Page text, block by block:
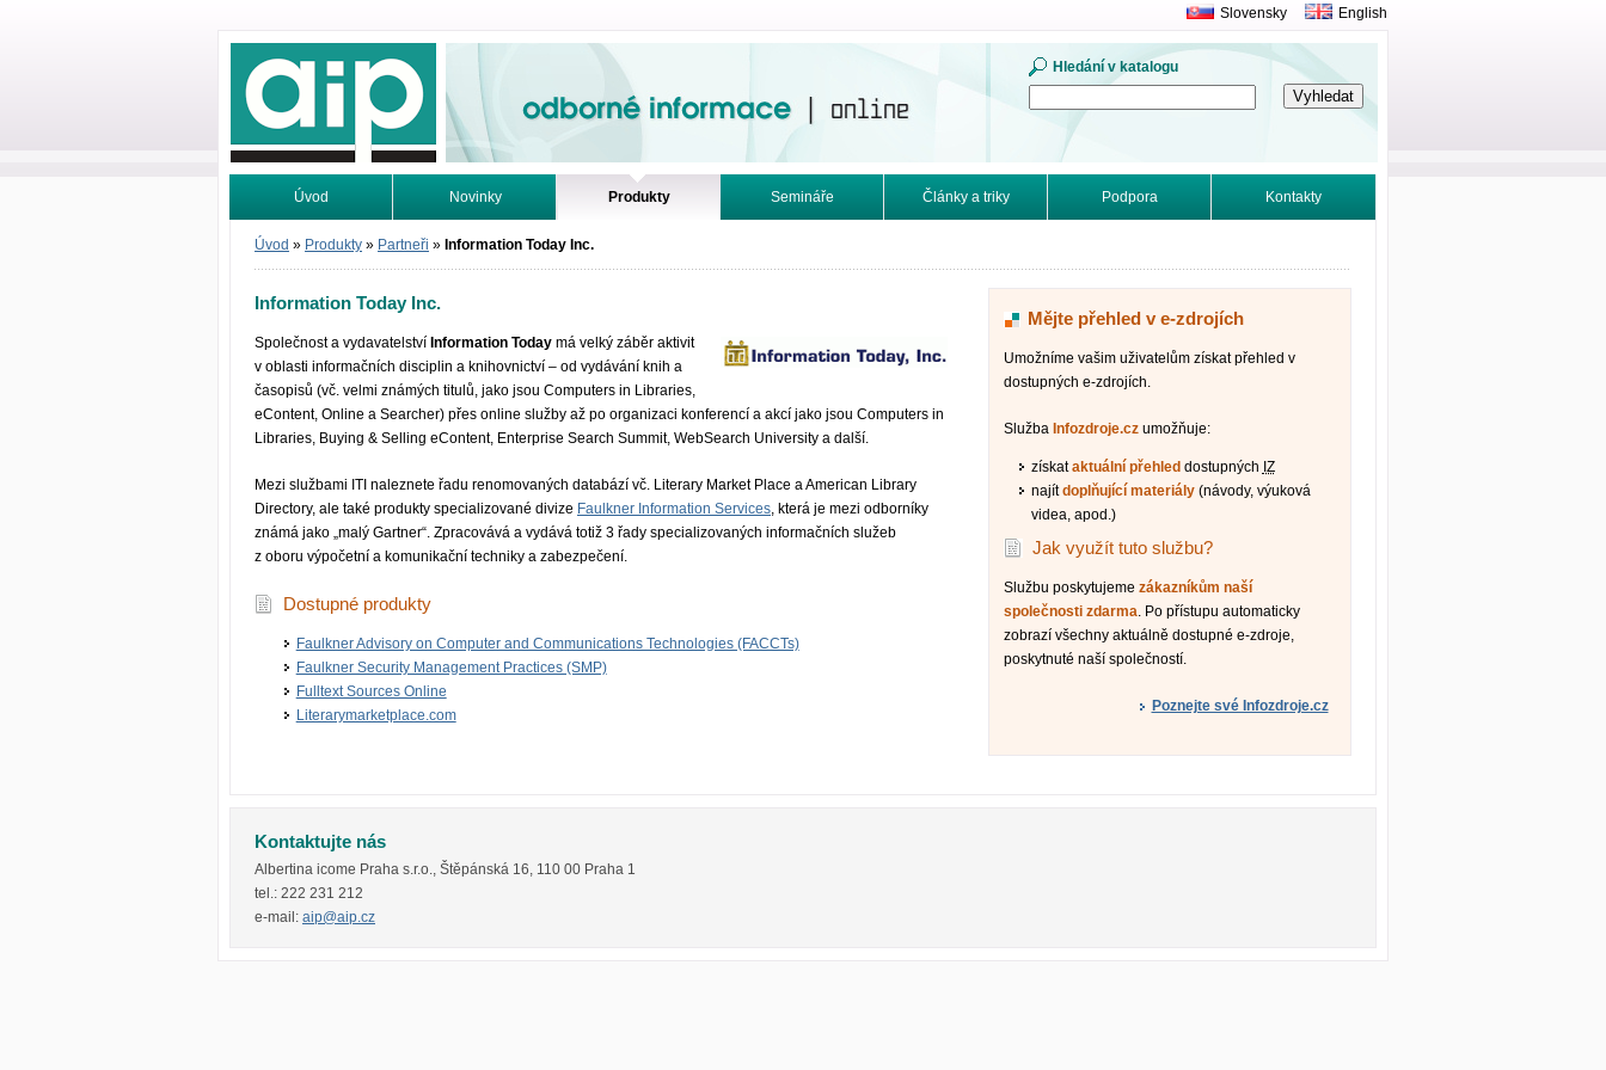
Odborné informace. Online.
Hledání v katalogu
Slovensky English
Úvod Novinky Produkty Semináře Články a triky Podpora Kontakty
Vyhledávání Tutoriály
Úvod » Produkty » Partneři » Information Today Inc.
Information Today Inc.
Společnost a vydavatelství Information Today má velký záběr aktivit
v oblasti informačních disciplin a knihovnictví – od vydávání knih a
časopisů (vč. velmi známých titulů, jako jsou Computers in Libraries,
eContent, Online a Searcher) přes online služby až po organizaci konferencí a akcí jako jsou Computers in
Libraries, Buying & Selling eContent, Enterprise Search Summit, WebSearch University a další.
Mezi službami ITI naleznete řadu renomovaných databází vč. Literary Market Place a American Library
Directory, ale také produkty specializované divize Faulkner Information Services , která je mezi odborníky
známá jako „malý Gartner“. Zpracovává a vydává totiž 3 řady specializovaných informačních služeb
z oboru výpočetní a komunikační techniky a zabezpečení.
Dostupné produkty
Faulkner Advisory on Computer and Communications Technologies (FACCTs)
Faulkner Security Management Practices (SMP)
Fulltext Sources Online
Literarymarketplace.com
Mějte přehled v e-zdrojích
Umožníme vašim uživatelům získat přehled v
dostupných e-zdrojích.
SlužbaInfozdroje.cz umožňuje:
získataktuální přehled dostupných IZ
najítdoplňující materiály(návody, výuková
videa, apod.)
Jak využít tuto službu?
Službu poskytujemezákazníkům naší
společnosti zdarma. Po přístupu automaticky
zobrazí všechny aktuálně dostupné e-zdroje,
poskytnuté naší společností.
Poznejte své Infozdroje.cz
Kontaktujte nás
Albertina icome Praha s.r.o., Štěpánská 16, 110 00 Praha 1
tel.: 222 231 212
e-mail: aip@aip.cz